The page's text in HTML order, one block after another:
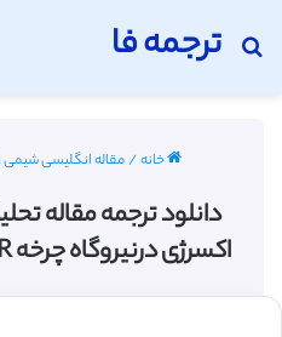
ترجمه فا
جستجو برای
خانه/مقاله انگلیسی شیمی با
دانلود ترجمه
اکسرژی درنیروگاه چرخه HTGR – نشریه ASME